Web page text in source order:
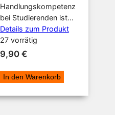
Handlungskompetenz
bei Studierenden ist…
Details zum Produkt
27 vorrätig
9,90 €
In den Warenkorb